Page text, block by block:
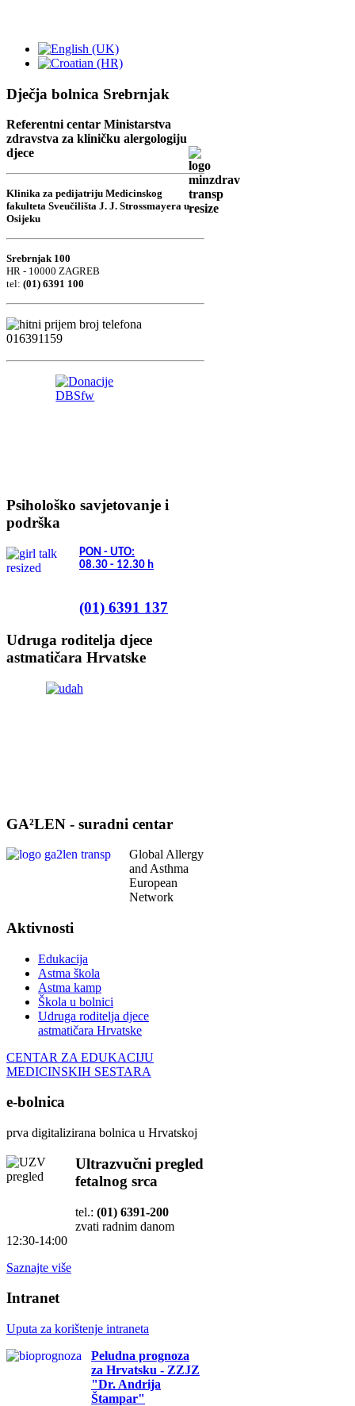
Dječja bolnica Srebrnjak
Referentni centar Ministarstva
zdravstva za kliničku alergologiju
djece
Klinika za pedijatriju Medicinskog
fakulteta Sveučilišta J. J. Strossmayera u
Osijeku
Srebrnjak 100
HR - 10000 ZAGREB
tel: (01) 6391 100
Psihološko savjetovanje i
podrška
PON - UTO:
08.30 - 12.30 h
(01) 6391 137
Udruga roditelja djece
astmatičara Hrvatske
GA²LEN - suradni centar
Global Allergy
and Asthma
European
Network
Aktivnosti
Edukacija
Astma škola
Astma kamp
Škola u bolnici
Udruga roditelja djece
astmatičara Hrvatske
CENTAR ZA EDUKACIJU
MEDICINSKIH SESTARA
e-bolnica
prva digitalizirana bolnica u Hrvatskoj
Ultrazvučni pregled
fetalnog srca
tel.: (01) 6391-200
zvati radnim danom
12:30-14:00
Saznajte više
Intranet
Uputa za korištenje intraneta
Peludna prognoza
za Hrvatsku - ZZJZ
"Dr. Andrija
Štampar"